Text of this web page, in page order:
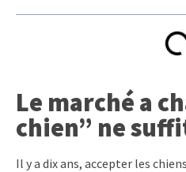
Le marché a
chien” ne
Il y a dix ans, accepter les